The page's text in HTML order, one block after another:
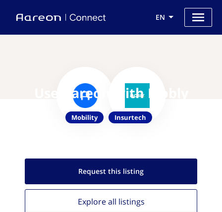
EN
Use Aareon with Mobly
Mobility Insurtech
Request this listing
Explore all listings